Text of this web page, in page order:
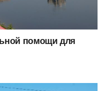
помощи для